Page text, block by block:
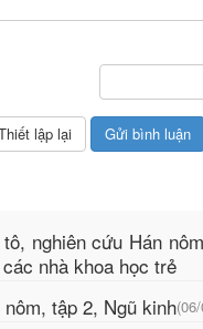
nghiên cứu Hán
nhà khoa học trẻ
tập 2, Ngũ kinh